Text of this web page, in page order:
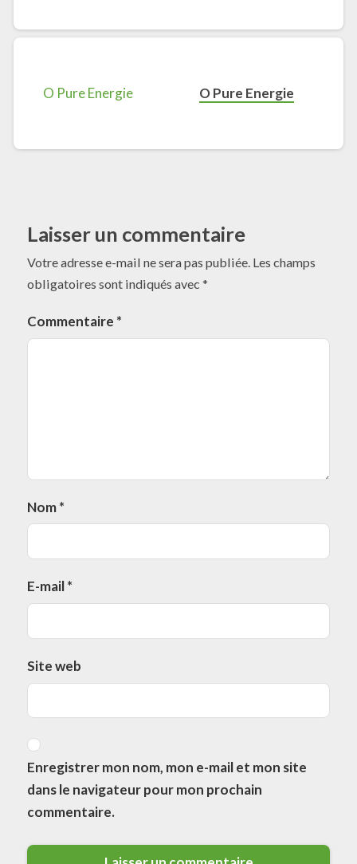
O Pure Energie
Laisser un commentaire
Votre adresse e-mail ne sera pas publiée. Les champs
obligatoires sont indiqués avec *
Commentaire *
Nom*
E-mail*
Site web
Enregistrer mon nom, mon e-mail et mon site
dans le navigateur pour mon prochain
commentaire.